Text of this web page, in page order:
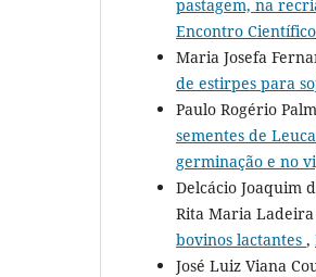
pastagem, na
Encontro
Maria Josefa
de estirpes para
Paulo Rogério
sementes de
germinação e no
Delcácio Joaquim
Rita Maria Ladeira
bovinos lactantes ,
José Luiz Viana